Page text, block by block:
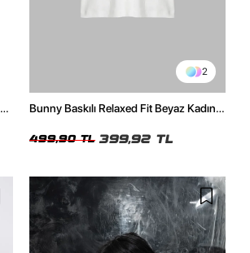
2
Bunny Baskılı Relaxed Fit Beyaz Kadın
499,90 TL 399,92 TL